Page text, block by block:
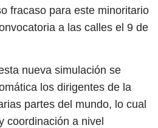
fracaso para este minoritario
a las calles el 9 de
nueva simulación se
los dirigentes de la
partes del mundo, lo cual
coordinación a nivel